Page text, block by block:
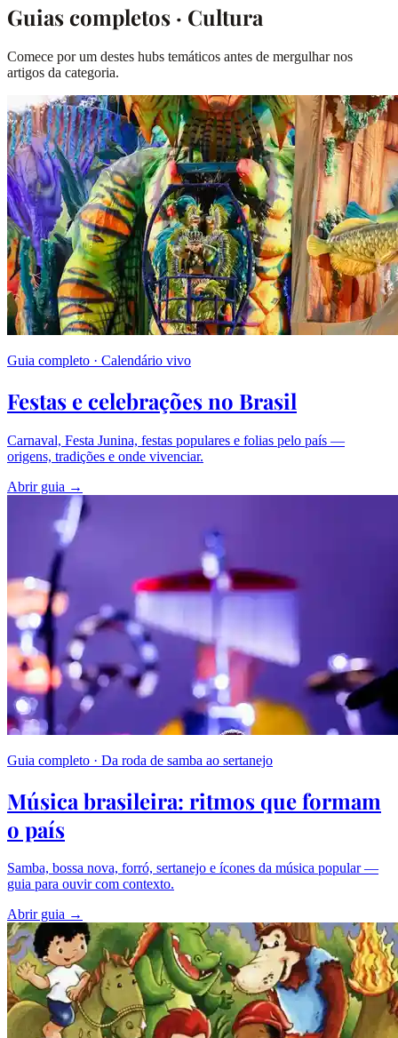
Guias completos · Cultura
Comece por um destes hubs temáticos antes de mergulhar nos
artigos da categoria.
Guia completo · Calendário vivo
Festas e celebrações no Brasil
Carnaval, Festa Junina, festas populares e folias pelo país —
origens, tradições e onde vivenciar.
Abrir guia →
Guia completo · Da roda de samba ao sertanejo
Música brasileira: ritmos que formam
o país
Samba, bossa nova, forró, sertanejo e ícones da música popular —
guia para ouvir com contexto.
Abrir guia →